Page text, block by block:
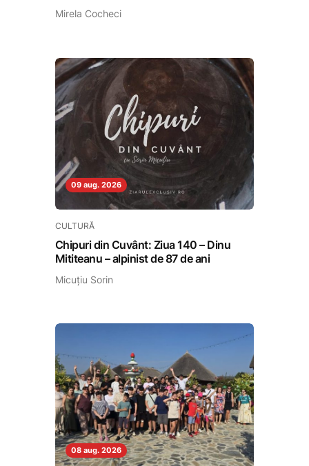
Mirela Cocheci
09 aug. 2026
CULTURĂ
Chipuri din Cuvânt: Ziua 140 – Dinu
Mititeanu – alpinist de 87 de ani
Micuțiu Sorin
08 aug. 2026